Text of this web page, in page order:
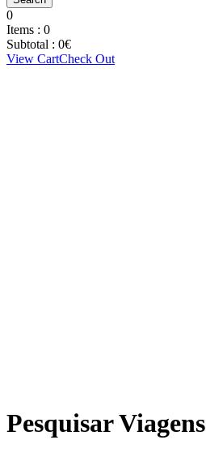
0
Items : 0
Subtotal : 0€
View CartCheck Out
Pesquisar Viagens